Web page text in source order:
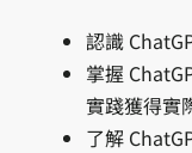
認識
掌握
實踐獲得實
了解